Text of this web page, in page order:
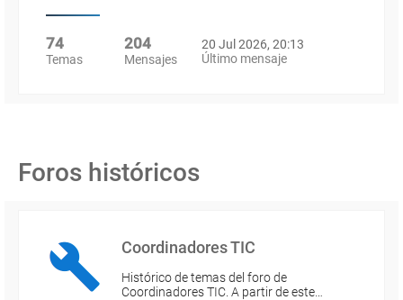
74
Temas
204
Mensajes
20 Jul 2026, 20:13
Último mensaje
Foros históricos
Coordinadores TIC
Histórico de temas del foro de
Coordinadores TIC. A partir de este…